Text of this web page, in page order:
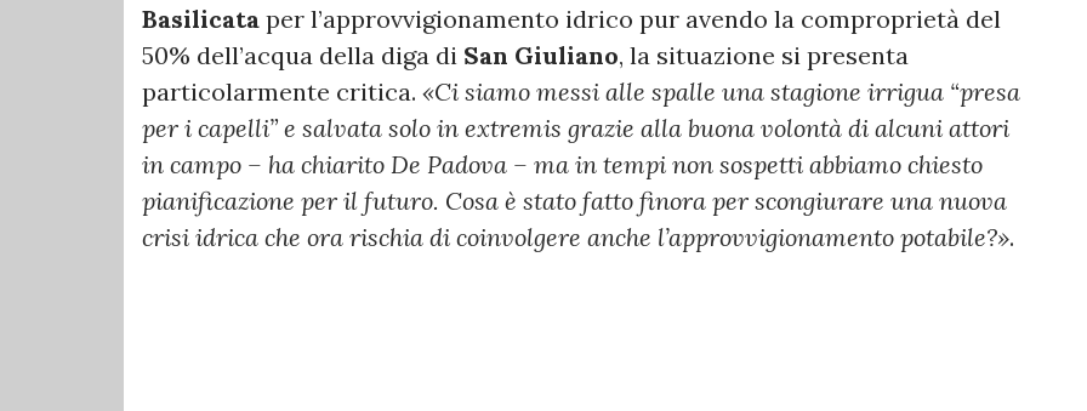
Basilicata per l’approvvigionamento idrico pur avendo la comproprietà del
50% dell’acqua della diga di San Giuliano, la situazione si presenta
particolarmente critica. «Ci siamo messi alle spalle una stagione irrigua “presa
per i capelli” e salvata solo in extremis grazie alla buona volontà di alcuni attori
in campo – ha chiarito De Padova – ma in tempi non sospetti abbiamo chiesto
pianificazione per il futuro. Cosa è stato fatto finora per scongiurare una nuova
crisi idrica che ora rischia di coinvolgere anche l’approvvigionamento potabile?».